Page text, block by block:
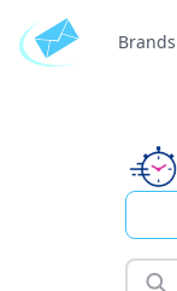
Brands